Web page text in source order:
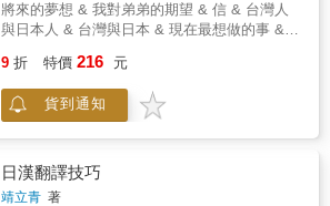
將來的夢想 & 我對弟弟的期望 & 信 & 台灣人
與日本人 & 台灣與日本 & 現在最想做的事 &
方
9 折 特價 216 元
貨到通知
日漢翻譯技巧
靖立青 著